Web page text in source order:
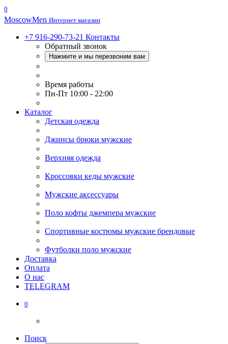
0
MoscowMen Интернет магазин
+7 916-290-73-21 Контакты
Обратный звонок
Нажмите и мы перезвоним вам
Время работы
Пн-Пт 10:00 - 22:00
Каталог
Детская одежда
Джинсы брюки мужские
Верхняя одежда
Кроссовки кеды мужские
Мужские аксессуары
Поло кофты джемпера мужские
Спортивные костюмы мужские брендовые
Футболки поло мужские
Доставка
Оплата
О нас
TELEGRAM
0
Поиск